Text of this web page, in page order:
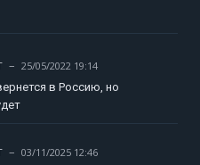
25/05/2022 19:14
в Россию, но
03/11/2025 12:46